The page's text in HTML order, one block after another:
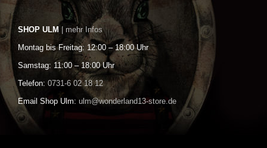
SHOP ULM | mehr Infos
Montag bis Freitag: 12:00 – 18:00 Uhr
Samstag: 11:00 – 18:00 Uhr
Telefon: 0731-6 02 18 12
Email Shop Ulm: ulm@wonderland13-store.de